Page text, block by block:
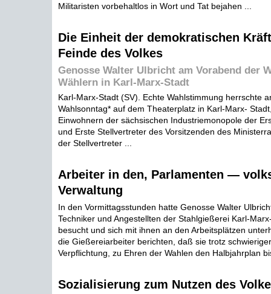
Militaristen vorbehaltlos in Wort und Tat bejahen ...
Die Einheit der demokratischen
Feinde des Volkes
Genosse Walter Ulbricht am Vorabend der
Wählern in Karl-Marx-Stadt
Karl-Marx-Stadt (SV). Echte Wahlstimmung herrschte
Wahlsonntag* auf dem Theaterplatz in Karl-Marx-
Einwohnern der sächsischen Industriemonopole der
und Erste Stellvertreter des Vorsitzenden des
der Stellvertreter ...
Arbeiter in den, Parlamenten —
Verwaltung
In den Vormittagsstunden hatte Genosse Walter
Techniker und Angestellten der Stahlgießerei Karl-
besucht und sich mit ihnen an den Arbeitsplätzen
die Gießereiarbeiter berichten, daß sie trotz
Verpflichtung, zu Ehren der Wahlen den Halbjahrplan
Sozialisierung zum Nutzen des